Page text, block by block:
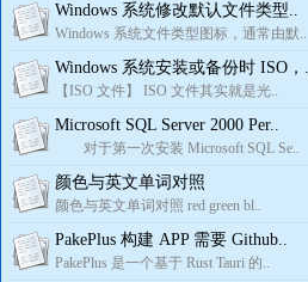
Windows 系统修改默认文件类型..
Windows 系统文件类型图标，通常由默..
Windows 系统安装或备份时 ISO，
【ISO 文件】 ISO 文件其实就是光..
Microsoft SQL Server 2000 Per..
对于第一次安装 Microsoft SQL Se..
颜色与英文单词对照
颜色与英文单词对照 red green bl..
PakePlus 构建 APP 需要 Github..
PakePlus 是一个基于 Rust Tauri 的..